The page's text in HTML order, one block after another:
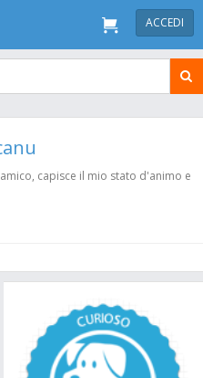
ACCEDI
capisce il mio stato d'animo e